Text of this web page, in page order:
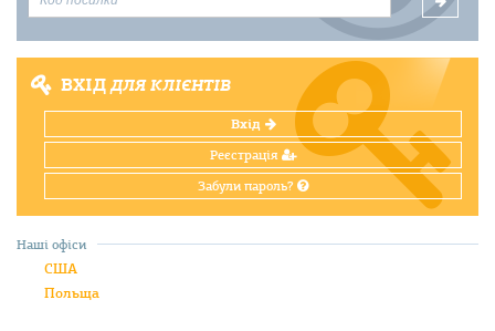
ВХІДДЛЯ КЛІЄНТІВ
Вхід
Реєстрація
Забули пароль?
Наші офіси
США
Польща